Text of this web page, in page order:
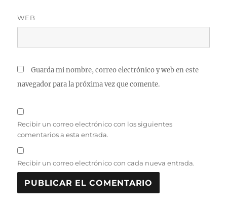
WEB
Guarda mi nombre, correo electrónico y web en este
navegador para la próxima vez que comente.
Recibir un correo electrónico con los siguientes
comentarios a esta entrada.
Recibir un correo electrónico con cada nueva entrada.